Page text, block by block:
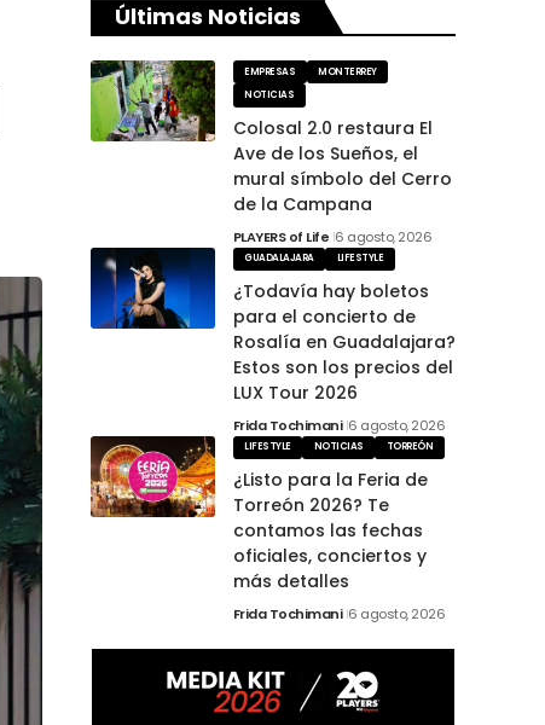
Últimas Noticias
EMPRESAS
MONTERREY
NOTICIAS
Colosal 2.0 restaura El
Ave de los Sueños, el
mural símbolo del Cerro
de la Campana
PLAYERS of Life 6 agosto, 2026
GUADALAJARA LIFESTYLE
¿Todavía hay boletos
para el concierto de
Rosalía en Guadalajara?
Estos son los precios del
LUX Tour 2026
Frida Tochimani 6 agosto, 2026
LIFESTYLE NOTICIAS TORREÓN
¿Listo para la Feria de
Torreón 2026? Te
contamos las fechas
oficiales, conciertos y
más detalles
Frida Tochimani 6 agosto, 2026